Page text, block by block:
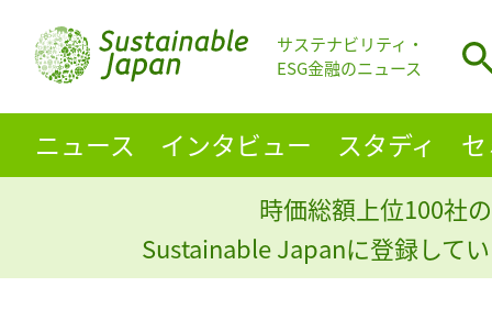
サステナビリティ・
ESG金融のニュース
ニュース インタビュー スタディ
時価総額上位100社
Sustainable Japanに登録して